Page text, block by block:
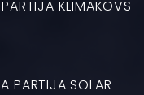
KLIMAKOVS
PARTIJA SOLAR –